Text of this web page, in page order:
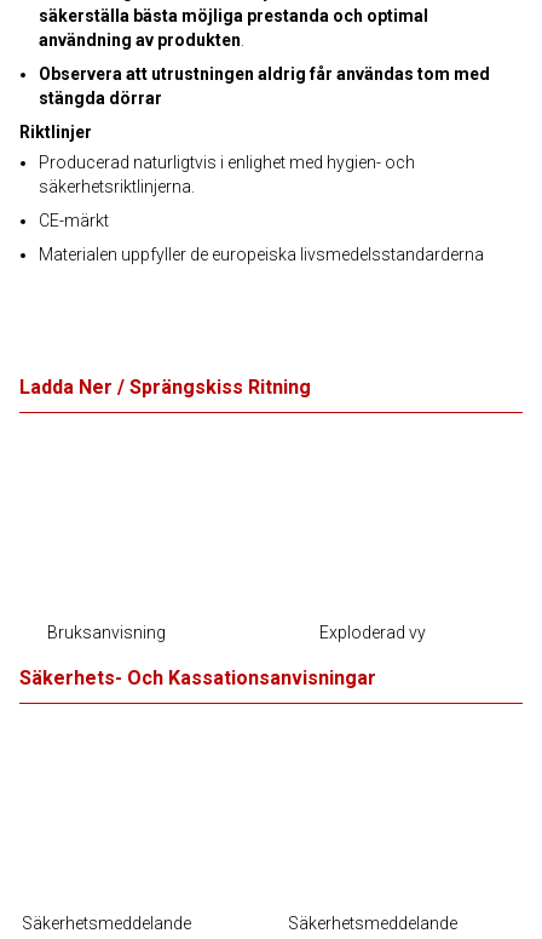
säkerställa bästa möjliga prestanda och optimal
användning av produkten
Observera att utrustningen aldrig får användas tom med
stängda dörrar
Riktlinjer
Producerad naturligtvis i enlighet med hygien- och
säkerhetsriktlinjerna.
CE-märkt
Materialen uppfyller de europeiska livsmedelsstandarderna
Ladda Ner / Sprängskiss Ritning
Bruksanvisning Exploderad vy
Säkerhets- Och Kassationsanvisningar
Säkerhetsmeddelande
Säkerhetsmeddelande